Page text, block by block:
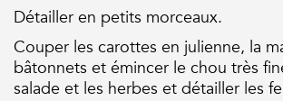
Détailler en petits morceaux.
Couper les carottes en julienne, la
bâtonnets et émincer le chou très
salade et les herbes et détailler les